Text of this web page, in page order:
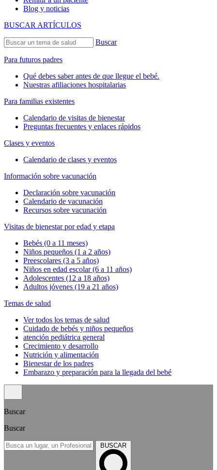
Blog y noticias
BUSCAR ARTÍCULOS
Buscar
Para futuros padres
Qué debes saber antes de que llegue el bebé.
Nuestras afiliaciones hospitalarias
Para familias existentes
Calendario de visitas de bienestar
Preguntas frecuentes y enlaces rápidos
Clases y eventos
Calendario de clases y eventos
Información sobre vacunación
Declaración sobre vacunación
Calendario de vacunación
Recursos sobre vacunación
Visitas de bienestar por edad y etapa
Bebés (0 a 11 meses)
Niños pequeños (1 a 2 años)
Preescolares (3 a 5 años)
Niños en edad escolar (6 a 11 años)
Adolescentes (12 a 18 años)
Adultos jóvenes (19 a 21 años)
Temas de salud
Ver todos los temas de salud
Cuidado de bebés y niños pequeños
atención pediátrica general
Crecimiento y desarrollo
Nutrición y alimentación
Bienestar de los padres
Embarazo y preparación para la llegada del bebé
Buscar
Buscar
BUSCAR